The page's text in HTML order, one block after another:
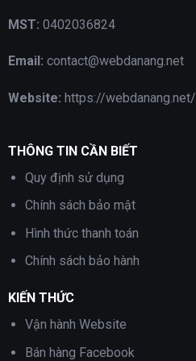
MST: 0402036824
Email: contact@webdanang.net
Website: https://webdanang.net/
THÔNG TIN CẦN BIẾT
Quy định sử dụng
Chính sách bảo mật
Hình thức thanh toán
Chính sách bảo hành
KIẾN THỨC
Vận hành Website
Bán hàng Facebook